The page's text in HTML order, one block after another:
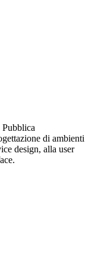
di ambienti
design, alla user